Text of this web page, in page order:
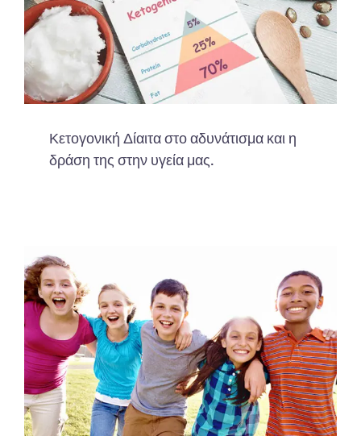
Κετογονική Δίαιτα στο αδυνάτισμα και η
δράση της στην υγεία μας.